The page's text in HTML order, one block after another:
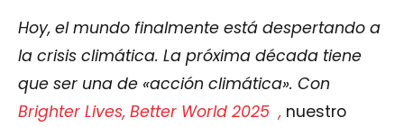
Hoy, el mundo finalmente está despertando a
la crisis climática. La próxima década tiene
que ser una de «acción climática». Con
Brighter Lives, Better World 2025 , nuestro